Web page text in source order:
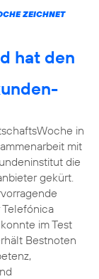
ZEICHNET
hat den
in
mit
die
gekürt.
im Test
Bestnoten